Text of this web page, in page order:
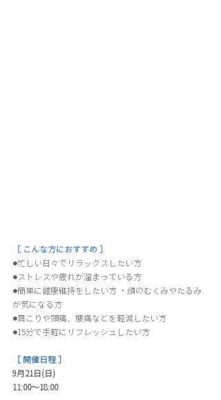
［ こんな方におすすめ ］
⚫︎忙しい日々でリラックスしたい方
⚫︎ストレスや疲れが溜まっている方
⚫︎簡単に健康維持をしたい方 ・顔のむくみやたるみ
が気になる方
⚫︎肩こりや頭痛、腰痛などを軽減したい方
⚫︎15分で手軽にリフレッシュしたい方
［ 開催日程 ］
9月21日(日)
11:00〜18:00